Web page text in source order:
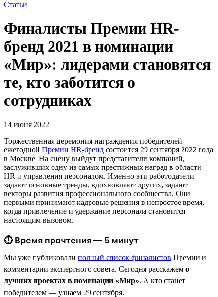
Статьи
Финалисты Премии HR-
бренд 2021 в номинации
«Мир»: лидерами становятся
те, кто заботится о
сотрудниках
14 июня 2022
Торжественная церемония награждения победителей
ежегодной Премии HR-бренд состоится 29 сентября 2022 года
в Москве. На сцену выйдут представители компаний,
заслуживших одну из самых престижных наград в области
HR и управления персоналом. Именно эти работодатели
задают основные тренды, вдохновляют других, задают
векторы развития профессионального сообщества. Они
первыми принимают кадровые решения в непростое время,
когда привлечение и удержание персонала становится
настоящим вызовом.
⏱ Время прочтения — 5 минут
Мы уже публиковали полный список финалистов Премии и
комментарии экспертного совета. Сегодня расскажем о
лучших проектах в номинации «Мир». А кто станет
победителем — узнаем 29 сентября.